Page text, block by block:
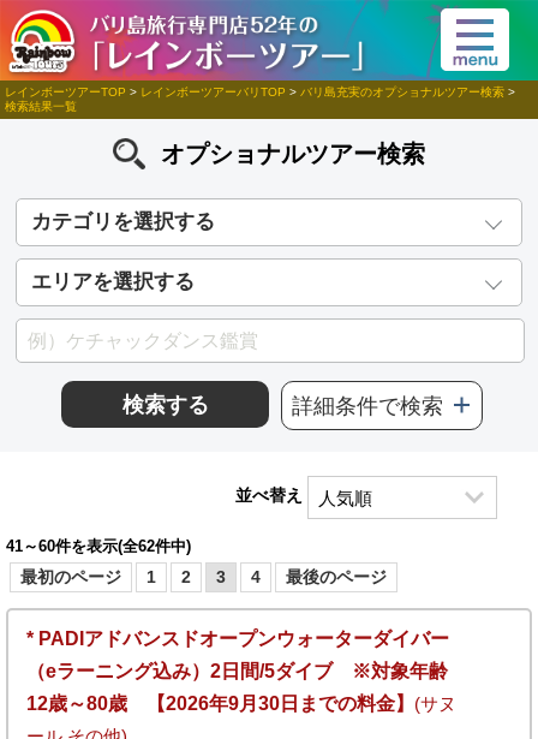
レインボーツアーTOP > レインボーツアーバリTOP > バリ島充実のオプショナルツアー検索 >
検索結果一覧
オプショナルツアー検索
カテゴリを選択する
エリアを選択する
検索する 詳細条件で検索
並べ替え
41～60件を表示(全62件中)
最初のページ 1 2 3 4 最後のページ
* PADIアドバンスドオープンウォーターダイバー
（eラーニング込み）2日間/5ダイブ ※対象年齢
12歳～80歳 【2026年9月30日までの料金】 (サヌ